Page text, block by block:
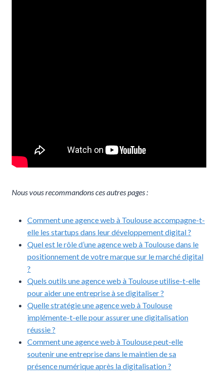
Nous vous recommandons ces autres pages :
Comment une agence web à Toulouse accompagne-t-
elle les startups dans leur développement digital ?
Quel est le rôle d’une agence web à Toulouse dans le
positionnement de votre marque sur le marché digital
?
Quels outils une agence web à Toulouse utilise-t-elle
pour aider une entreprise à se digitaliser ?
Quelle stratégie une agence web à Toulouse
implémente-t-elle pour assurer une digitalisation
réussie ?
Comment une agence web à Toulouse peut-elle
soutenir une entreprise dans le maintien de sa
présence numérique après la digitalisation ?